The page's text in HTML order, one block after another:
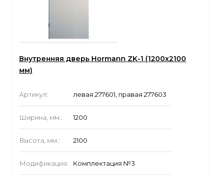
Внутренняя дверь Hormann ZK-1 (1200x2100
мм)
Артикул: левая 277601, правая 277603
Ширина, мм.: 1200
Высота, мм.: 2100
Модификация: Комплектация №3